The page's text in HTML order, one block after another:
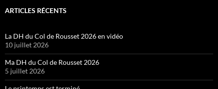
ARTICLES RÉCENTS
La DH du Col de Rousset 2026 en vidéo
10 juillet 2026
Ma DH du Col de Rousset 2026
5 juillet 2026